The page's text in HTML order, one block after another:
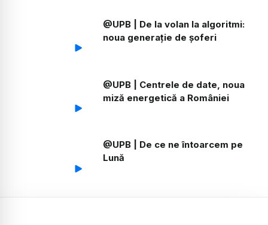
@UPB | De la volan la algoritmi:
noua generație de șoferi
@UPB | Centrele de date, noua
miză energetică a României
@UPB | De ce ne întoarcem pe
Lună